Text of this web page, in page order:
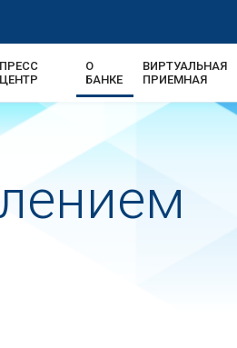
ПРЕСС
ЦЕНТР
О
БАНКЕ
ВИРТУАЛЬНАЯ
ПРИЕМНАЯ